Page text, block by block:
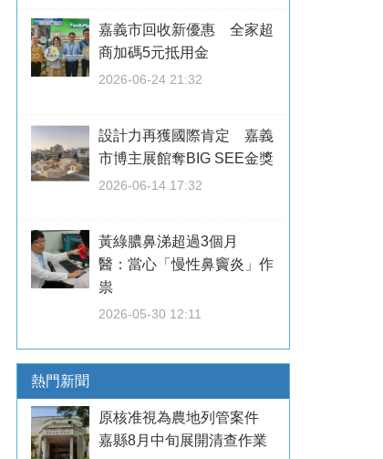
嘉義市回收新優惠 全家超
商加碼5元抵用金
2026-06-24 21:32
設計力再獲國際肯定 嘉義
市博主展館奪BIG SEE金獎
2026-06-14 17:32
黃綠膿鼻涕超過3個月
醫：當心「慢性鼻竇炎」作
祟
2026-05-30 12:11
熱門新聞
原核准視為農地列管案件
嘉縣8月中旬展開清查作業